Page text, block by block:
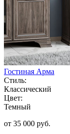
Гостиная Арма
Стиль:
Классический
Цвет:
Темный
от 35 000 руб.